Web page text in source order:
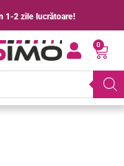
1-2 zile lucrătoare!
0
Cart